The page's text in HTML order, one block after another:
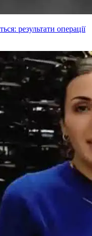
результати операції